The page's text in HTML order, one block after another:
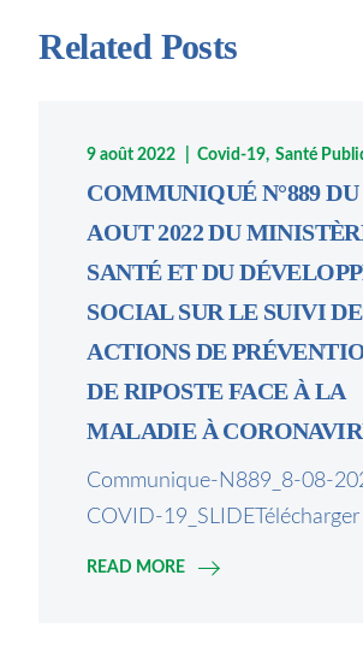
Related Posts
9 août 2022 Covid-19 Santé
COMMUNIQUÉ N°889 DU
AOUT 2022 DU
SANTÉ ET DU
SOCIAL SUR LE SUIVI
ACTIONS DE
DE RIPOSTE FACE À LA
MALADIE À
Communique-N889_8-08-
COVID-19_SLIDETélécharger
READ MORE